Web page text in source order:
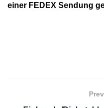
einer FEDEX Sendung